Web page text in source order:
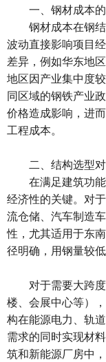
一、钢材成本
钢材成本在钢
波动直接影响项目
差异，例如华东地
地区因产业集中度
同区域的钢铁产业
价格造成影响，进
工程成本。
二、结构选型
在满足建筑功
经济性的关键。对
流仓储、汽车制造
性，尤其适用于东
径明确，用钢量较
对于需要大跨
楼、会展中心等）
构在能源电力、轨
需求的同时实现材
筑和新能源厂房中